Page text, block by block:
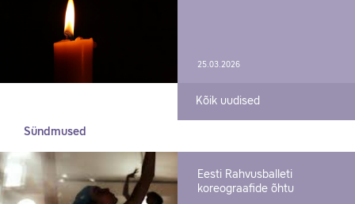
25.03.2026
Kõik uudised
Sündmused
Eesti Rahvusballeti
koreograafide õhtu